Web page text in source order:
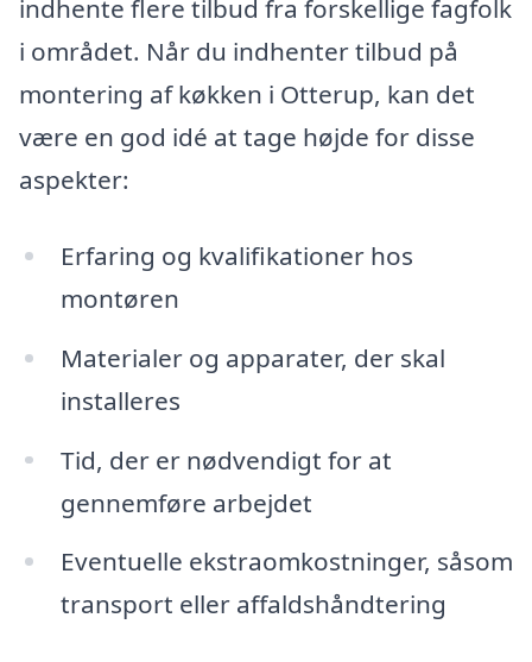
indhente flere tilbud fra forskellige fagfolk
i området. Når du indhenter tilbud på
montering af køkken i Otterup, kan det
være en god idé at tage højde for disse
aspekter:
Erfaring og kvalifikationer hos
montøren
Materialer og apparater, der skal
installeres
Tid, der er nødvendigt for at
gennemføre arbejdet
Eventuelle ekstraomkostninger, såsom
transport eller affaldshåndtering